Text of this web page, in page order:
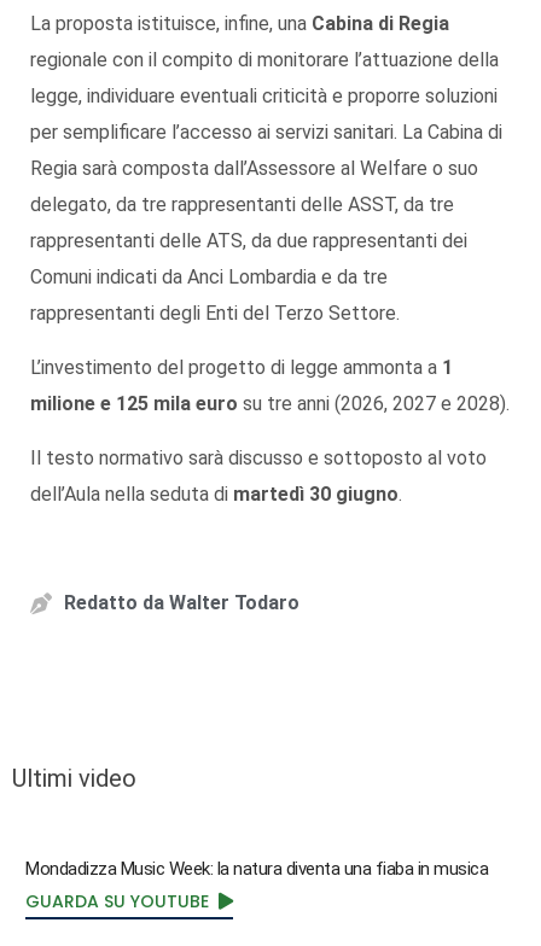
La proposta istituisce, infine, una Cabina di Regia
regionale con il compito di monitorare l’attuazione della
legge, individuare eventuali criticità e proporre soluzioni
per semplificare l’accesso ai servizi sanitari. La Cabina di
Regia sarà composta dall’Assessore al Welfare o suo
delegato, da tre rappresentanti delle ASST, da tre
rappresentanti delle ATS, da due rappresentanti dei
Comuni indicati da Anci Lombardia e da tre
rappresentanti degli Enti del Terzo Settore.
L’investimento del progetto di legge ammonta a 1
milione e 125 mila euro su tre anni (2026, 2027 e 2028).
Il testo normativo sarà discusso e sottoposto al voto
dell’Aula nella seduta di martedì 30 giugno.
Redatto da Walter Todaro
Ultimi video
Mondadizza Music Week: la natura diventa una fiaba in musica
GUARDA SU YOUTUBE